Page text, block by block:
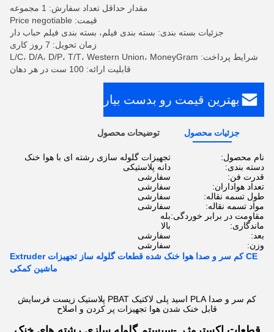
مقدار حداقل تعداد سفارش: 1 مجموعه
قیمت: Price negotiable
جزئیات بسته بندی: بسته بندی فیلم، بسته بندی فیلم حباب دار
زمان تحویل: 7 روز کاری
شرایط پرداخت: L/C، D/A، D/P، T/T، Western Union، MoneyGram
قابلیت ارائه: 100 ست در هر دهان
بهترین قیمت رو بدست بیار
جزئیات محصول توضیحات محصول
نام محصول:
تجهیزات گلوله سازی رشته ای با هوا خنک
دسته بندی:
دانه پلاستیکی
قدرت فن:
سفارشی
تعداد هواداران:
سفارشی
طول تسمه نقاله:
سفارشی
مواد تسمه نقاله:
سفارشی
مقاومت در برابر خوردگی:بله
ماندگاری:
بالا
بعد:
سفارشی
وزن:
سفارشی
CE کم سر و صدا هوا خنک شده قطعات گلوله ساز تجهیزات Extruder
ماشین کمکی
کم سر و صدا PLA اسید پلی لاکتیک PBAT پلاستیک زیست فرسایش
قابل خنک شدن هوا تجهیزات پر کردن و اصلاح